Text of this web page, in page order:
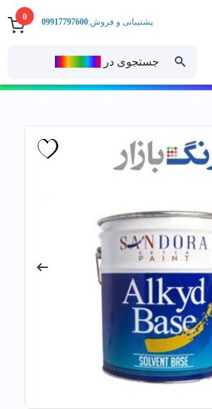
0
جستجوی در
پشتیبانی و فروش:09917797600